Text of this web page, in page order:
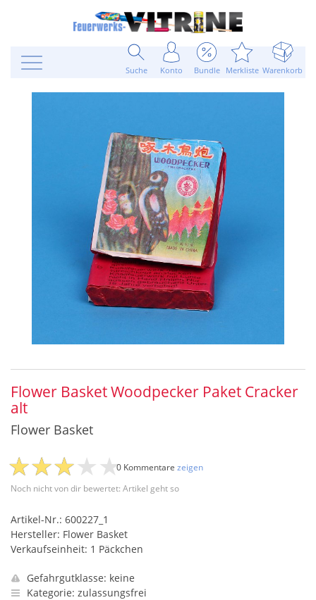
Suche Konto Bundle Merkliste Warenkorb
Flower Basket Woodpecker Paket Cracker
alt
Flower Basket
Noch nicht von dir bewertet: Artikel geht so
0 Kommentare zeigen
Artikel-Nr.: 600227_1
Hersteller: Flower Basket
Verkaufseinheit: 1 Päckchen
Gefahrgutklasse: keine
Kategorie: zulassungsfrei